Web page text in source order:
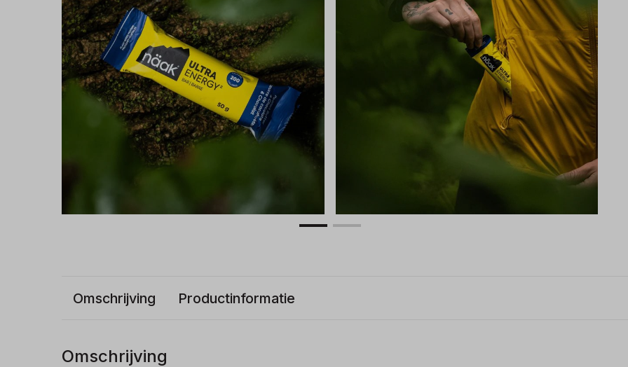
Trailrunshop
Omschrijving Productinformatie
Omschrijving